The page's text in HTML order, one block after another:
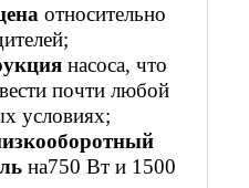
относительно
насоса, что
почти любой
условиях;
на750 Вт и 1500